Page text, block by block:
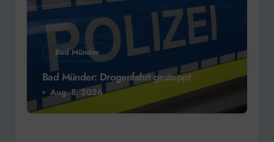
Bad Münder
Bad Münder: Drogenfahrt gestoppt
Aug. 8, 2026